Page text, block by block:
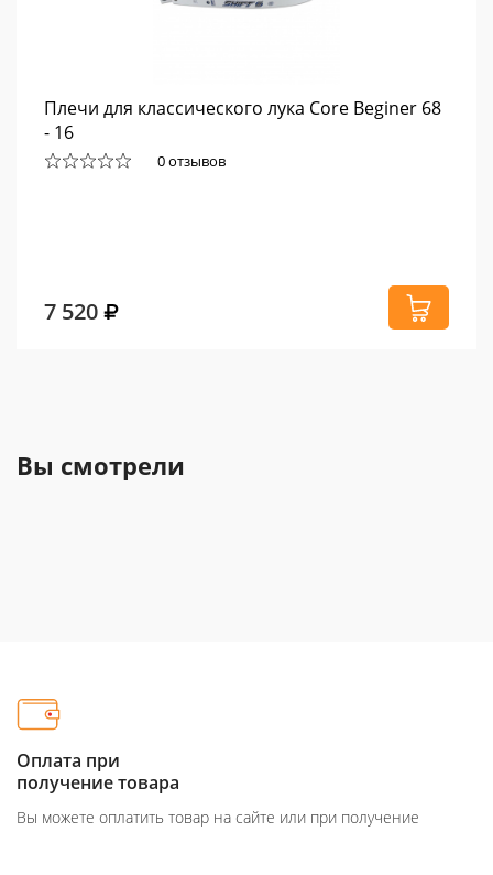
Плечи для классического лука Core Beginer 68
- 16
0 отзывов
7 520
Вы смотрели
Оплата при
получение товара
Вы можете оплатить товар на сайте или при получение